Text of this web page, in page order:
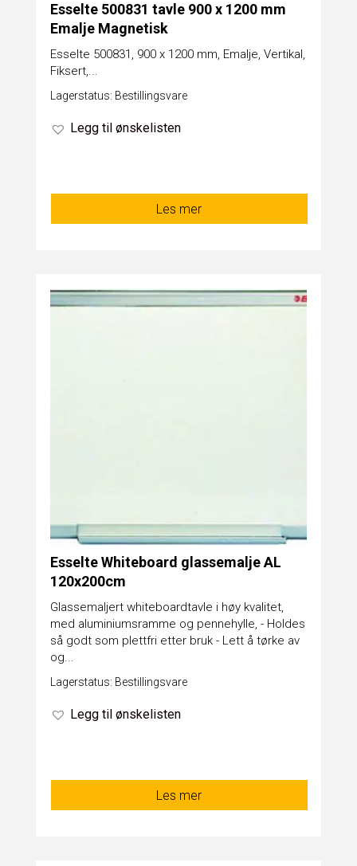
Esselte 500831 tavle 900 x 1200 mm
Emalje Magnetisk
Esselte 500831, 900 x 1200 mm, Emalje, Vertikal,
Fiksert,...
Lagerstatus: Bestillingsvare
Legg til ønskelisten
Les mer
Esselte Whiteboard glassemalje AL
120x200cm
Glassemaljert whiteboardtavle i høy kvalitet,
med aluminiumsramme og pennehylle, - Holdes
så godt som plettfri etter bruk - Lett å tørke av
og...
Lagerstatus: Bestillingsvare
Legg til ønskelisten
Les mer